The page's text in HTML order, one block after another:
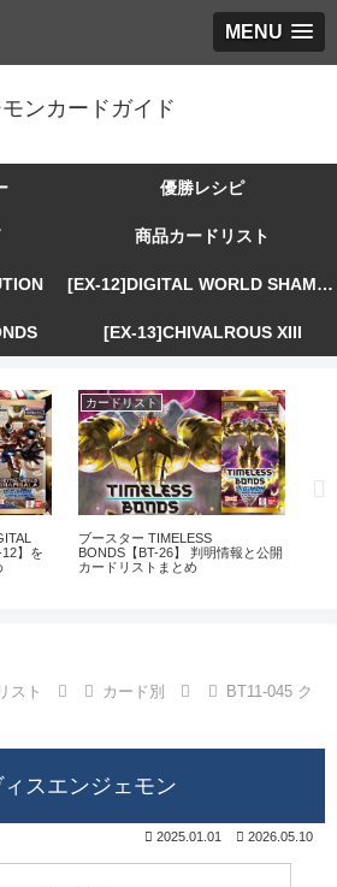
MENU
ンカードガイド
優勝レシピ
商品カードリスト
[EX-12]DIGITAL WORLD SHAMBALA
[EX-13]CHIVALROUS XIII
】を
カードリスト
ブースター TIMELESS
BONDS【BT-26】 判明情報と公開
カードリストまとめ
スト カード別
BT11-045 ク
スエンジェモン
2025.01.01 2026.05.10